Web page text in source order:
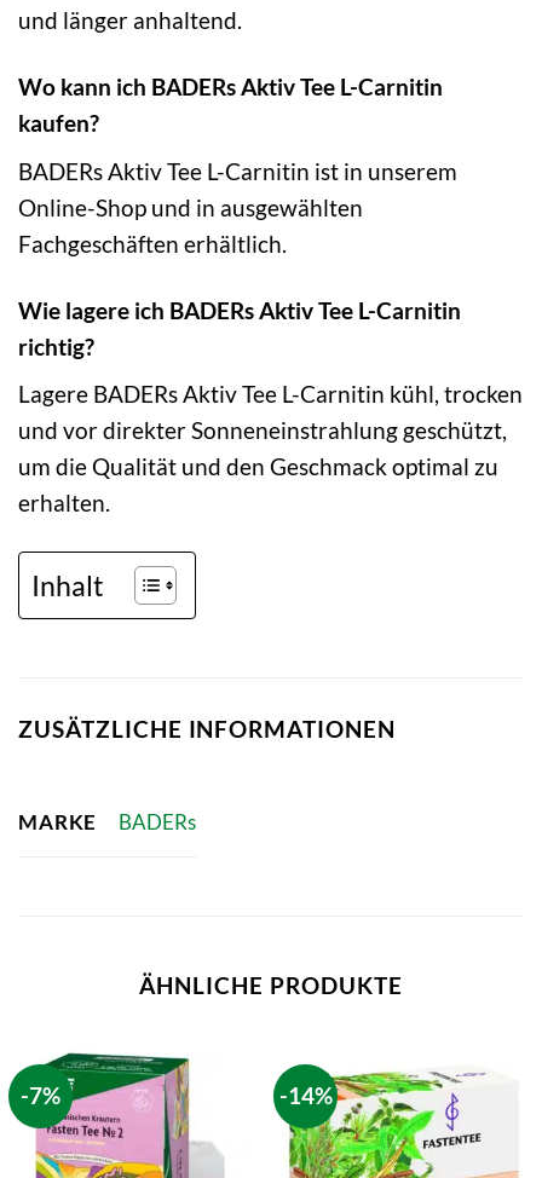
und länger anhaltend.
Wo kann ich BADERs Aktiv Tee L-Carnitin
kaufen?
BADERs Aktiv Tee L-Carnitin ist in unserem
Online-Shop und in ausgewählten
Fachgeschäften erhältlich.
Wie lagere ich BADERs Aktiv Tee L-Carnitin
richtig?
Lagere BADERs Aktiv Tee L-Carnitin kühl, trocken
und vor direkter Sonneneinstrahlung geschützt,
um die Qualität und den Geschmack optimal zu
erhalten.
Inhalt
ZUSÄTZLICHE INFORMATIONEN
MARKE BADERs
ÄHNLICHE PRODUKTE
-7% -14%